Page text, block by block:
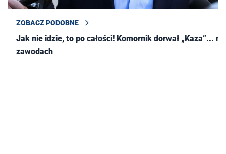
ZOBACZ PODOBNE
Jak nie idzie, to po całości! Komornik dorwał „Kaza”... na
zawodach